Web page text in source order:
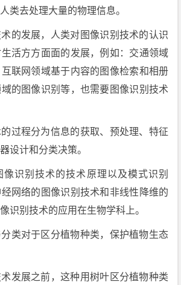
类去处理大量的物理信息。
的发展，人类对图像识别技术的认识
活方方面面的发展，例如：交通领域
联网领域基于内容的图像检索和相册
的图像识别等，也需要图像识别技术
过程分为信息的获取、预处理、特征
设计和分类决策。
像识别技术的技术原理以及模式识别
网络的图像识别技术和非线性降维的
识别技术的应用在生物学科上。
类对于区分植物种类，保护植物生态
发展之前，这种用树叶区分植物种类